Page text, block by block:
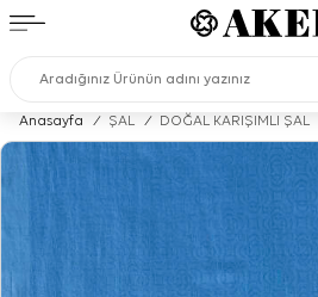
Anasayfa / ŞAL / DOĞAL KARIŞIMLI ŞAL